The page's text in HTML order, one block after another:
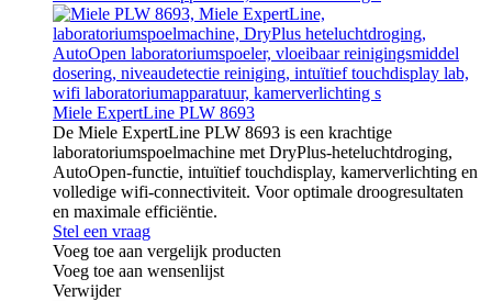
Miele ExpertLine PLW 8693
De Miele ExpertLine PLW 8693 is een krachtige
laboratoriumspoelmachine met DryPlus-heteluchtdroging,
AutoOpen-functie, intuïtief touchdisplay, kamerverlichting en
volledige wifi-connectiviteit. Voor optimale droogresultaten
en maximale efficiëntie.
Stel een vraag
Voeg toe aan vergelijk producten
Voeg toe aan wensenlijst
Verwijder